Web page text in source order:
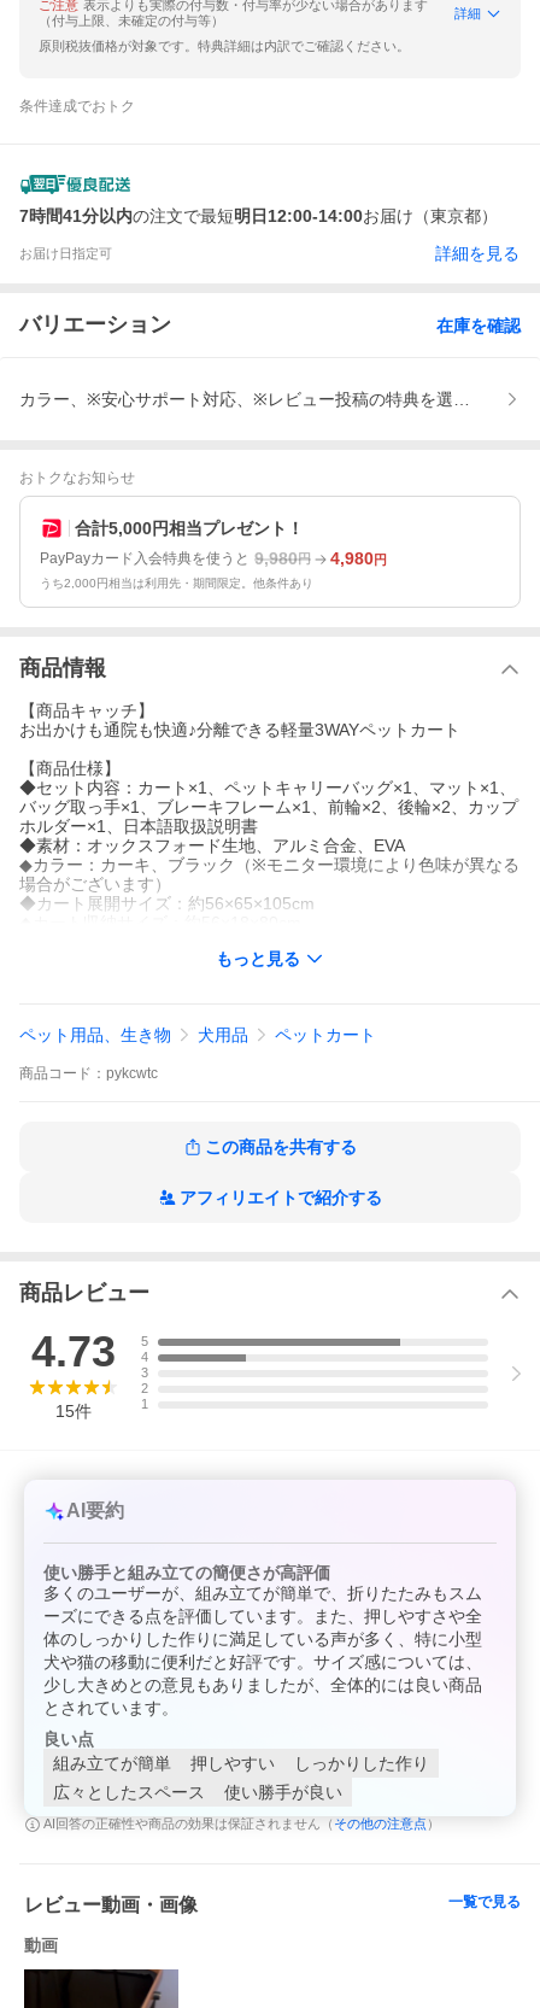
ご注意 表示よりも実際の付与数・付与率が少ない場合があります
（付与上限、未確定の付与等）
詳細
原則税抜価格が対象です。特典詳細は内訳でご確認ください。
条件達成でおトク
7時間41分以内の注文で最短明日12:00-14:00お届け（東京都）
お届け日指定可 詳細を見る
バリエーション 在庫を確認
カラー、※安心サポート対応、※レビュー投稿の特典を選択してく
おトクなお知らせ
合計5,000円相当プレゼント！
PayPayカード入会特典を使うと 9,980円 4,980円
うち2,000円相当は利用先・期間限定。他条件あり
商品情報
【商品キャッチ】
お出かけも通院も快適♪分離できる軽量3WAYペットカート
【商品仕様】
◆セット内容：カート×1、ペットキャリーバッグ×1、マット×1、
バッグ取っ手×1、ブレーキフレーム×1、前輪×2、後輪×2、カップ
ホルダー×1、日本語取扱説明書
◆素材：オックスフォード生地、アルミ合金、EVA
◆カラー：カーキ、ブラック（※モニター環境により色味が異なる
場合がございます）
◆カート展開サイズ：約56×65×105cm
ペットカート 分離型 折りたたみ ペットバギー コンパクト 3way
犬 多頭 おしゃれ 介護用 1年保証 ペットカート 分離式 折りたたみ
2秒 ペットバギー 軽量 コンパクト 犬用バギー 犬用ベビーカー 老
【分離できる便利な3WAY】
キャリーバッグ部分は取り外し可能で、ペットキャリーとしても
【軽量＆折りたたみ設計】
しない時はコンパクトに折りたたみ可能で、車載や玄関収納にも
便利。スリムに収納できるため、省スペースで保管しやすいペッ
トカートです。
【通気性が良く快適】
空間をサポートします。
【お出かけをもっと快適に】
4輪タイプで走行が安定しやすく、ストッパー付きで停車時も安
心。カップホルダー付きなので、飲み物や小物を置くのにも便利
です。小型犬・中型犬・猫など幅広いペットに対応し、毎日のお
散歩から介護用まで幅広く活躍します。
【ご使用上の注意事項】
・ご使用前に各部パーツが正しく固定されているかご確認くださ
い。
・耐荷重20kgを超える使用はお避けください。破損や転倒の原因
となります。
・坂道や段差では十分注意し、必ずペットから目を離さないでく
ださい。
・折りたたみ時、自立仕様ではございません。保管時は壁などに
・海外製品のため、多少の傷や汚れがある場合がございます。
もっと見る
ペット用品、生き物 犬用品 ペットカート
商品 コード： pykcwtc
この商品を共有する
アフィリエイトで紹介する
商品レビュー
4.73
15件
5
4
3
2
1
AI要約
使い勝手と組み立ての簡便さが高評価
多くのユーザーが、組み立てが簡単で、折りたたみもスム
ーズにできる点を評価しています。また、押しやすさや全
体のしっかりした作りに満足している声が多く、特に小型
犬や猫の移動に便利だと好評です。サイズ感については、
少し大きめとの意見もありましたが、全体的には良い商品
とされています。
良い点
組み立てが簡単
押しやすい
しっかりした作り
広々としたスペース
使い勝手が良い
AI回答の正確性や商品の効果は保証されません（ その他の注意点 ）
レビュー動画・画像 一覧で見る
動画